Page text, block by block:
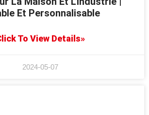
Et Personnalisable
To View Details»
2024-05-07